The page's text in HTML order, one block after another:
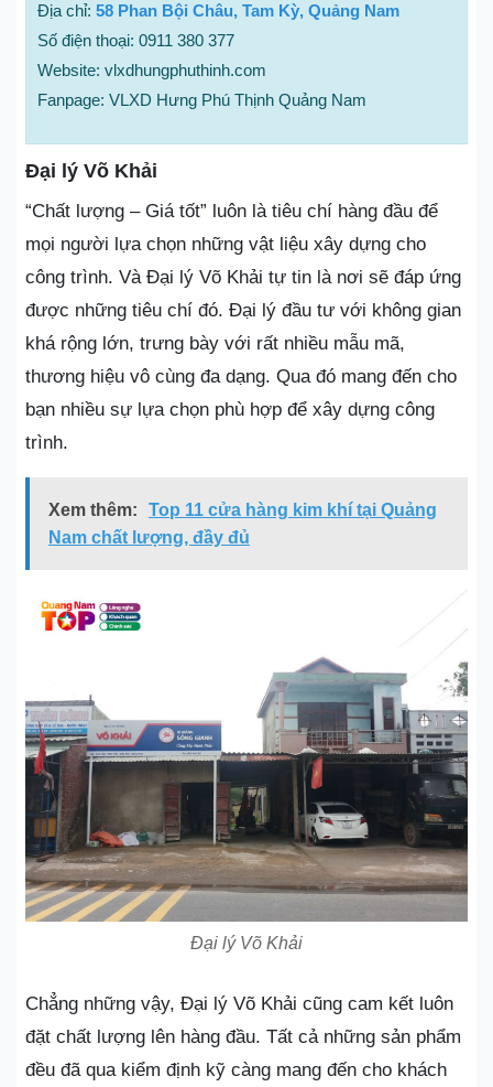
Địa chỉ: 58 Phan Bội Châu, Tam Kỳ, Quảng Nam
Số điện thoại: 0911 380 377
Website: vlxdhungphuthinh.com
Fanpage: VLXD Hưng Phú Thịnh Quảng Nam
Đại lý Võ Khải
“Chất lượng – Giá tốt” luôn là tiêu chí hàng đầu để
mọi người lựa chọn những vật liệu xây dựng cho
công trình. Và Đại lý Võ Khải tự tin là nơi sẽ đáp ứng
được những tiêu chí đó. Đại lý đầu tư với không gian
khá rộng lớn, trưng bày với rất nhiều mẫu mã,
thương hiệu vô cùng đa dạng. Qua đó mang đến cho
bạn nhiều sự lựa chọn phù hợp để xây dựng công
trình.
Xem thêm:
Top 11 cửa hàng kim khí tại Quảng
Nam chất lượng, đầy đủ
Đại lý Võ Khải
Chẳng những vậy, Đại lý Võ Khải cũng cam kết luôn
đặt chất lượng lên hàng đầu. Tất cả những sản phẩm
đều đã qua kiểm định kỹ càng mang đến cho khách